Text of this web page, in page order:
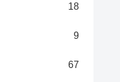
18
9
67